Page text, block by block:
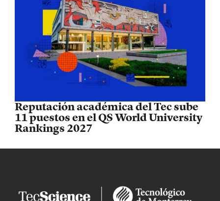
Reputación académica del Tec sube
11 puestos en el QS World University
Rankings 2027